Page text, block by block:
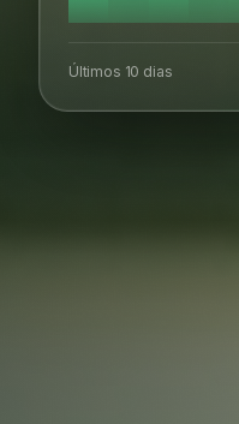
Últimos 10 dias